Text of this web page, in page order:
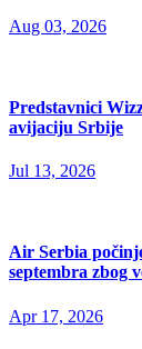
Aug 03, 2026
Predstavnici
avijaciju Srbije
Jul 13, 2026
Air Serbia
septembra zbog
Apr 17, 2026